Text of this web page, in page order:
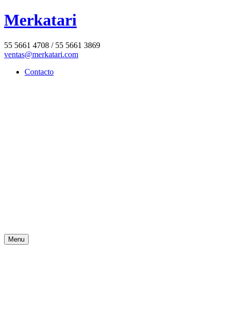
Merkatari
55 5661 4708 / 55 5661 3869
ventas@merkatari.com
Contacto
Menu